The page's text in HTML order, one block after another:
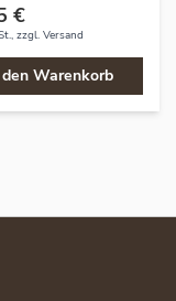
€
zzgl. Versand
Warenkorb